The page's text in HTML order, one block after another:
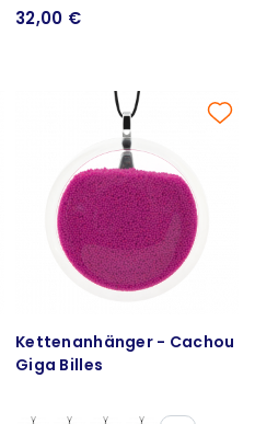
32,00 €
Kettenanhänger - Cachou
Giga Billes